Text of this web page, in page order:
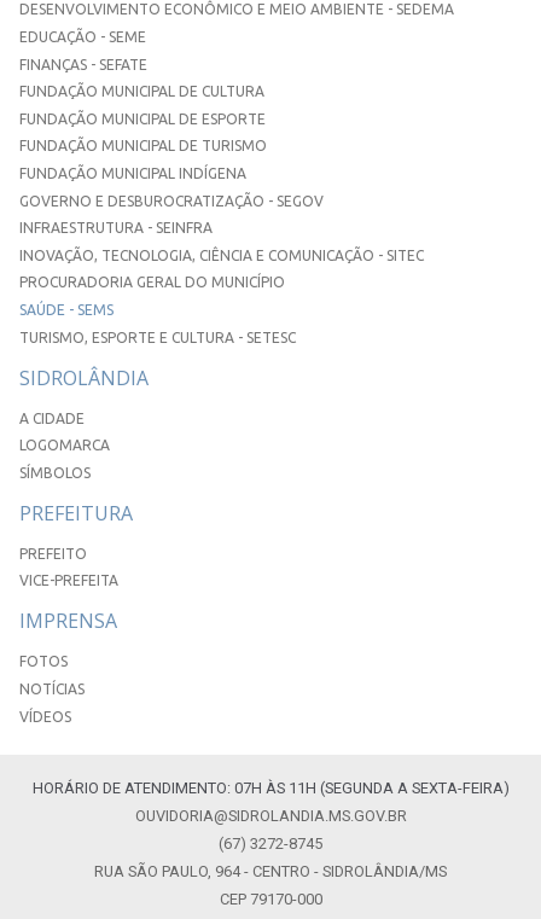
DESENVOLVIMENTO ECONÔMICO E MEIO AMBIENTE - SEDEMA
EDUCAÇÃO - SEME
FINANÇAS - SEFATE
FUNDAÇÃO MUNICIPAL DE CULTURA
FUNDAÇÃO MUNICIPAL DE ESPORTE
FUNDAÇÃO MUNICIPAL DE TURISMO
FUNDAÇÃO MUNICIPAL INDÍGENA
GOVERNO E DESBUROCRATIZAÇÃO - SEGOV
INFRAESTRUTURA - SEINFRA
INOVAÇÃO, TECNOLOGIA, CIÊNCIA E COMUNICAÇÃO - SITEC
PROCURADORIA GERAL DO MUNICÍPIO
SAÚDE - SEMS
TURISMO, ESPORTE E CULTURA - SETESC
SIDROLÂNDIA
A CIDADE
LOGOMARCA
SÍMBOLOS
PREFEITURA
PREFEITO
VICE-PREFEITA
IMPRENSA
FOTOS
NOTÍCIAS
VÍDEOS
HORÁRIO DE ATENDIMENTO: 07H ÀS 11H (SEGUNDA A SEXTA-FEIRA)
OUVIDORIA@SIDROLANDIA.MS.GOV.BR
(67) 3272-8745
RUA SÃO PAULO, 964 - CENTRO - SIDROLÂNDIA/MS
CEP 79170-000